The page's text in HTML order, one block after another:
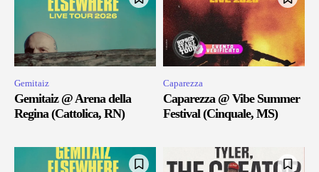
Gemitaiz
Gemitaiz @ Arena della
Regina (Cattolica, RN)
Caparezza
Caparezza @ Vibe Summer
Festival (Cinquale, MS)